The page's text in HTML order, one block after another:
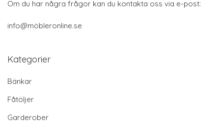
Om du har några frågor kan du kontakta oss via e-post:
info@möbleronline.se
Kategorier
Bänkar
Fåtöljer
Garderober